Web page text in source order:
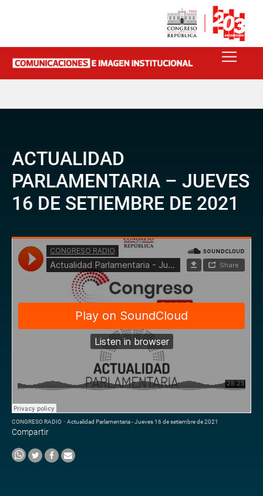
ACTUALIDAD
PARLAMENTARIA – JUEVES
16 DE SETIEMBRE DE 2021
CONGRESO RADIO · Actualidad Parlamentaria - Jueves 16 de setiembre de 2021
Compartir